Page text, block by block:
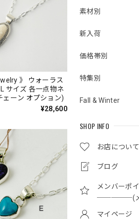
素材別
新入荷
価格帯別
特集別
Fall & Winter
SHOP INFO
お店について
ブログ
メンバーポ
─────(メ
マイページ
ウォーラス
各一点物ネ
ェーン オプション)
¥28,600